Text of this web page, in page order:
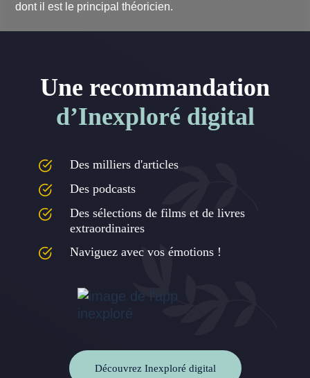
dont il est le principal théoricien.
Une recommandation
d’Inexploré digital
Des milliers d'articles
Des podcasts
Des sélections de films et de livres
extraordinaires
Naviguez avec vos émotions !
Découvrez Inexploré digital